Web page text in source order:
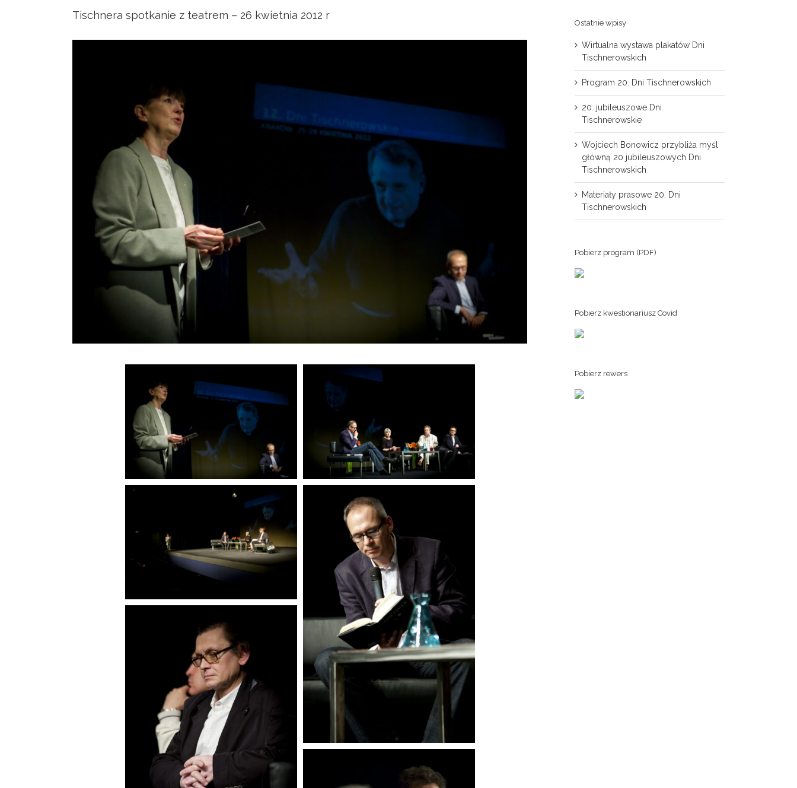
Tischnera spotkanie z teatrem – 26 kwietnia 2012 r
Ostatnie wpisy
Wirtualna wystawa plakatów Dni
Tischnerowskich
Program 20. Dni Tischnerowskich
20. jubileuszowe Dni
Tischnerowskie
Wojciech Bonowicz przybliża myśl
główną 20 jubileuszowych Dni
Tischnerowskich
Materiały prasowe 20. Dni
Tischnerowskich
Pobierz program (PDF)
Pobierz kwestionariusz Covid
Pobierz rewers